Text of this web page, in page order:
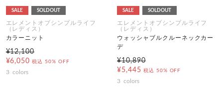
SALE SOLDOUT
エレメントオブシンプルライフ
（レディス）
カラーニット
¥12,100
¥6,050 税込 50% OFF
3 colors
SALE SOLDOUT
エレメントオブシンプルライフ
（レディス）
ウォッシャブルクルーネックカー
デ
¥10,890
¥5,445 税込 50% OFF
3 colors